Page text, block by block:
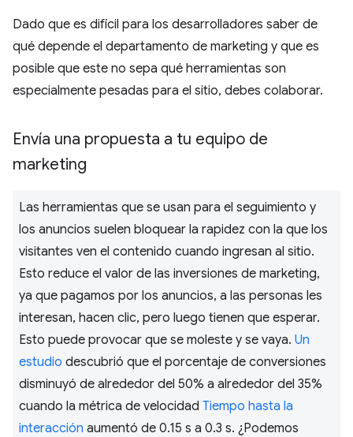
Dado que es difícil para los desarrolladores saber de
qué depende el departamento de marketing y que es
posible que este no sepa qué herramientas son
especialmente pesadas para el sitio, debes colaborar.
Envía una propuesta a tu equipo de
marketing
Las herramientas que se usan para el seguimiento y
los anuncios suelen bloquear la rapidez con la que los
visitantes ven el contenido cuando ingresan al sitio.
Esto reduce el valor de las inversiones de marketing,
ya que pagamos por los anuncios, a las personas les
interesan, hacen clic, pero luego tienen que esperar.
Esto puede provocar que se moleste y se vaya. Un
estudio descubrió que el porcentaje de conversiones
disminuyó de alrededor del 50% a alrededor del 35%
cuando la métrica de velocidad Tiempo hasta la
interacción aumentó de 0.15 s a 0.3 s. ¿Podemos